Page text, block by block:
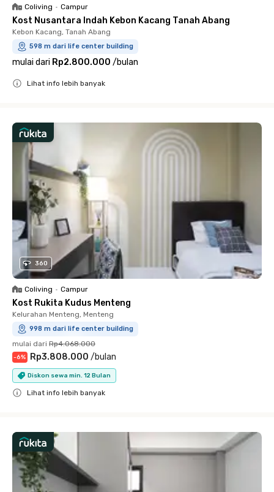
Coliving • Campur
Kost Nusantara Indah Kebon Kacang Tanah Abang
Kebon Kacang, Tanah Abang
598 m dari life center building
mulai dari Rp2.800.000 /bulan
Lihat info lebih banyak
360
Coliving • Campur
Kost Rukita Kudus Menteng
Kelurahan Menteng, Menteng
998 m dari life center building
mulai dari Rp4.068.000
-6% Rp3.808.000 /bulan
Diskon sewa min. 12 Bulan
Lihat info lebih banyak